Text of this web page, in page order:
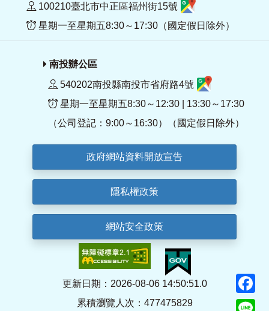
100210臺北市中正區福州街15號
星期一至星期五8:30～17:30（國定假日除外）
南投辦公區
540202南投縣南投市省府路4號
星期一至星期五8:30～12:30 | 13:30～17:30
（公司登記：9:00～16:30）（國定假日除外）
政府網站資料開放宣告
隱私權政策
網站安全政策
更新日期：2026-08-06 14:50:51.0
累積瀏覽人次：477475829